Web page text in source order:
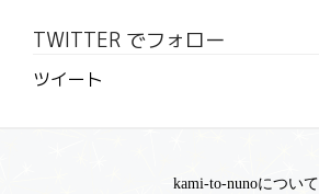
TWITTER でフォロー
ツイート
kami-to-nunoについて